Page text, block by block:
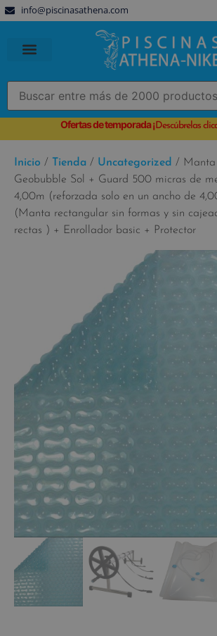
info@piscinasathena.com
Ofertas de temporada¡Descúbrelas
Inicio / Tienda / Uncategorized / Manta
Geobubble Sol + Guard 500 micras de
4,00m (reforzada solo en un ancho de
(Manta rectangular sin formas y sin
rectas ) + Enrollador basic + Protector